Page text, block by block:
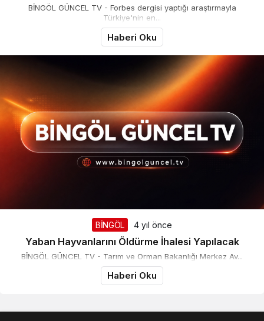
BİNGÖL GÜNCEL TV - Forbes dergisi yaptığı araştırmayla
Türkiye'nin en...
Haberi Oku
BİNGÖL 4 yıl önce
Yaban Hayvanlarını Öldürme İhalesi Yapılacak
BİNGÖL GÜNCEL TV - Tarım ve Orman Bakanlığı Merkez Av...
Haberi Oku